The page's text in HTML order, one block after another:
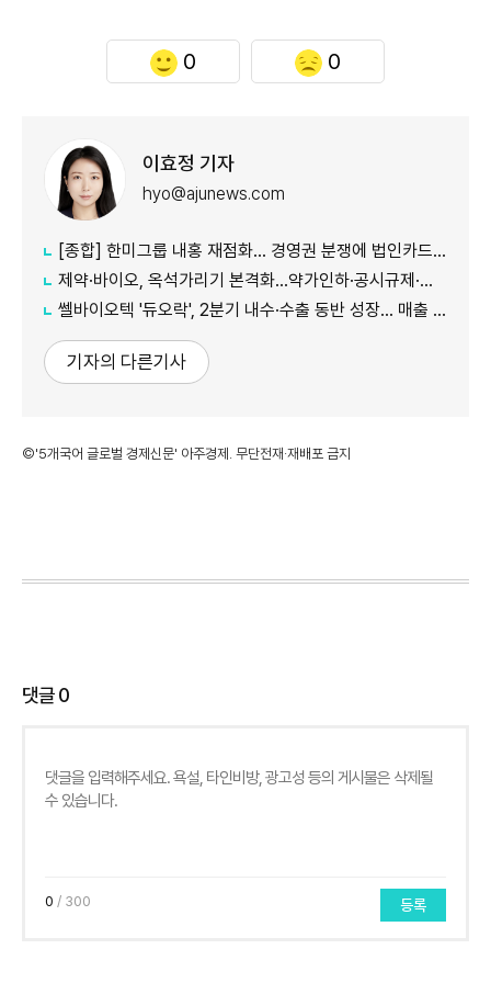
0 0
이효정 기자
hyo@ajunews.com
[종합] 한미그룹 내홍 재점화… 경영권 분쟁에 법인카드 의혹까지 '악재 지속'
제약·바이오, 옥석가리기 본격화…약가인하·공시규제·투자위축까지 '삼중고'
쎌바이오텍 '듀오락', 2분기 내수·수출 동반 성장… 매출 158억원
기자의 다른기사
©'5개국어 글로벌 경제신문' 아주경제. 무단전재·재배포 금지
댓글0
0 / 300 등록